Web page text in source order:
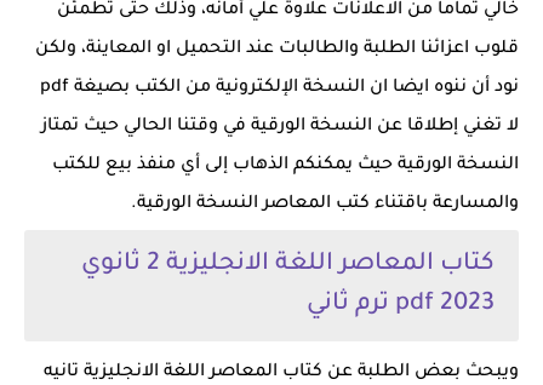
خالي تماما من الاعلانات علاوة علي أمانه، وذلك حتى تطمئن
قلوب اعزائنا الطلبة والطالبات عند التحميل او المعاينة، ولكن
نود أن ننوه ايضا ان النسخة الإلكترونية من الكتب بصيغة pdf
لا تغني إطلاقا عن النسخة الورقية في وقتنا الحالي حيث تمتاز
النسخة الورقية حيث يمكنكم الذهاب إلى أي منفذ بيع للكتب
والمسارعة باقتناء كتب المعاصر النسخة الورقية.
كتاب المعاصر اللغة الانجليزية 2 ثانوي
2023 pdf ترم ثاني
ويبحث بعض الطلبة عن كتاب المعاصر اللغة الانجليزية تانيه